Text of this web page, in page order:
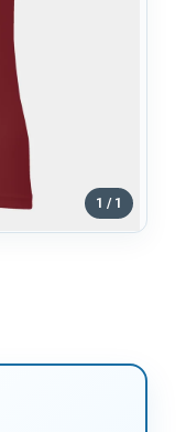
1 / 1